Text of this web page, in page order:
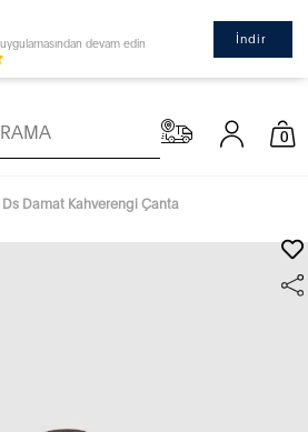
devam edin İndir
0
Ds Damat Kahverengi Çanta